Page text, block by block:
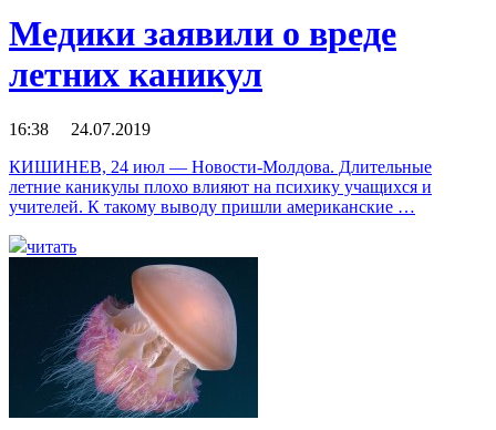
Медики заявили о вреде
летних каникул
16:38 24.07.2019
КИШИНЕВ, 24 июл — Новости-Молдова. Длительные
летние каникулы плохо влияют на психику учащихся и
учителей. К такому выводу пришли американские …
читать